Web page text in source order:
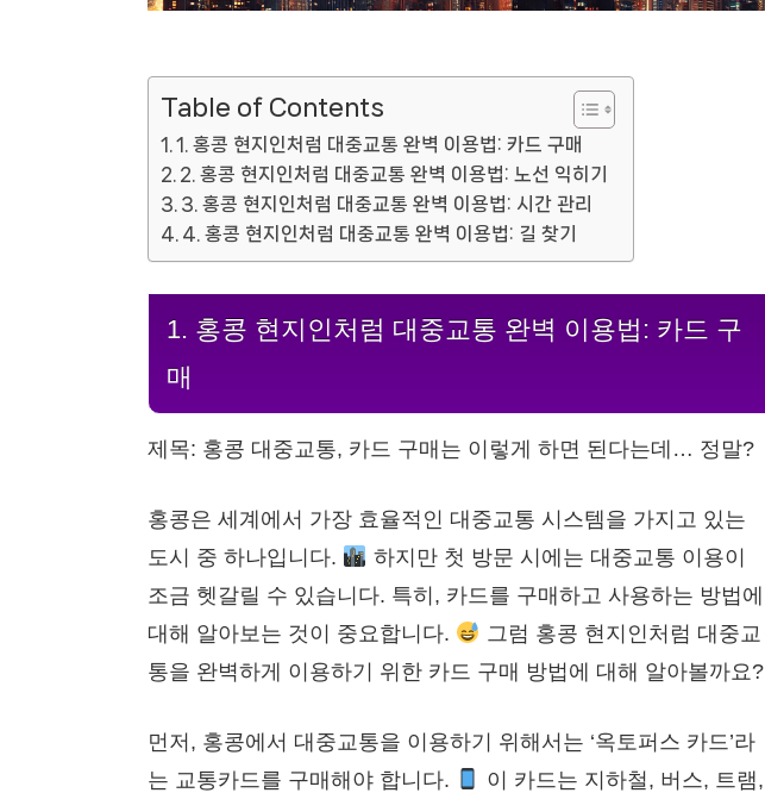
Table of Contents
1. 홍콩 현지인처럼 대중교통 완벽 이용법: 카드 구매
2. 홍콩 현지인처럼 대중교통 완벽 이용법: 노선 익히기
3. 홍콩 현지인처럼 대중교통 완벽 이용법: 시간 관리
4. 홍콩 현지인처럼 대중교통 완벽 이용법: 길 찾기
1. 홍콩 현지인처럼 대중교통 완벽 이용법: 카드 구
매
제목: 홍콩 대중교통, 카드 구매는 이렇게 하면 된다는데… 정말?
홍콩은 세계에서 가장 효율적인 대중교통 시스템을 가지고 있는
도시 중 하나입니다.
하지만 첫 방문 시에는 대중교통 이용이
조금 헷갈릴 수 있습니다. 특히, 카드를 구매하고 사용하는 방법에
대해 알아보는 것이 중요합니다.
그럼 홍콩 현지인처럼 대중교
통을 완벽하게 이용하기 위한 카드 구매 방법에 대해 알아볼까요?
먼저, 홍콩에서 대중교통을 이용하기 위해서는 ‘옥토퍼스 카드’라
는 교통카드를 구매해야 합니다.
이 카드는 지하철, 버스, 트램,